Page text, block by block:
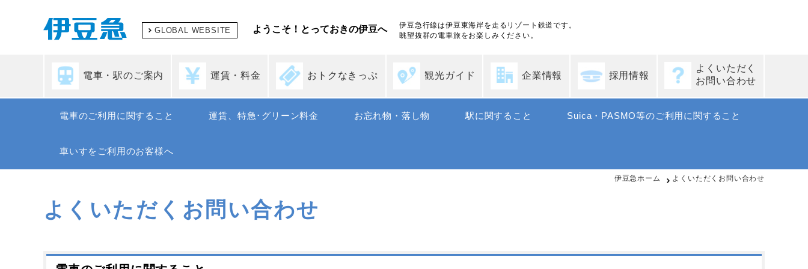
GLOBAL WEBSITE ようこそ！とっておきの伊豆へ
伊豆急行線は伊豆東海岸を走るリゾート鉄道です。
眺望抜群の電車旅をお楽しみください。
電車・駅のご案内 運賃・料金 おトクなきっぷ 観光ガイド 企業情報 採用情報
よくいただく
お問い合わせ
電車のご利用に関すること 運賃、特急･グリーン料金 お忘れ物・落し物 駅に関すること Suica・PASMO等のご利用に関すること
車いすをご利用のお客様へ
伊豆急ホーム よくいただくお問い合わせ
よくいただくお問い合わせ